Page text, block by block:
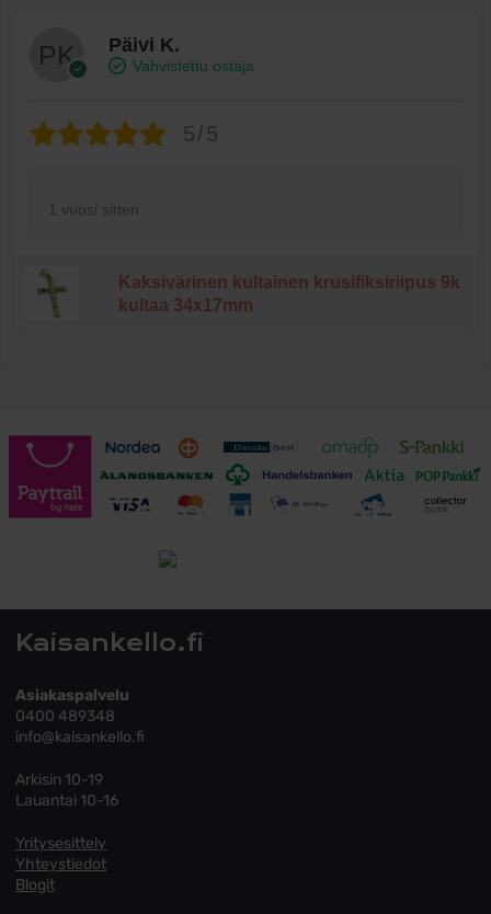
Päivi K.
Vahvistettu ostaja
5/5
1 vuosi sitten
Kaksivärinen kultainen krusifiksiriipus 9k
kultaa 34x17mm
Toimitusehdot
Kaisankello.fi
Asiakaspalvelu
0400 489348
info@kaisankello.fi
Arkisin 10-19
Lauantai 10-16
Yritysesittely
Yhteystiedot
Blogit